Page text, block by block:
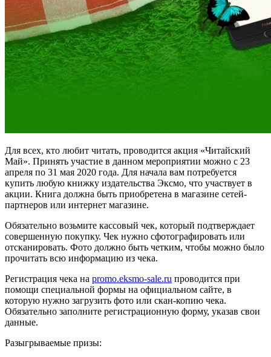
Для всех, кто любит читать, проводится акция «Читайский
Май». Принять участие в данном мероприятии можно с 23
апреля по 31 мая 2020 года. Для начала вам потребуется
купить любую книжку издательства Эксмо, что участвует в
акции. Книга должна быть приобретена в магазине сетей-
партнеров или интернет магазине.
Обязательно возьмите кассовый чек, который подтверждает
совершенную покупку. Чек нужно сфотографировать или
отсканировать. Фото должно быть четким, чтобы можно было
прочитать всю информацию из чека.
Регистрация чека на promo.eksmo-sale.ru проводится при
помощи специальной формы на официальном сайте, в
которую нужно загрузить фото или скан-копию чека.
Обязательно заполните регистрационную форму, указав свои
данные.
Разыгрываемые призы: